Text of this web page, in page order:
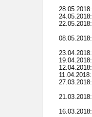
28.05.2018:
24.05.2018:
22.05.2018:
08.05.2018:
23.04.2018:
19.04.2018:
12.04.2018:
11.04.2018:
27.03.2018:
21.03.2018:
16.03.2018: